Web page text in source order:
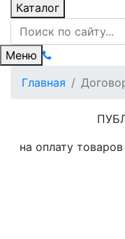
Каталог
Меню
Главная
на оплату